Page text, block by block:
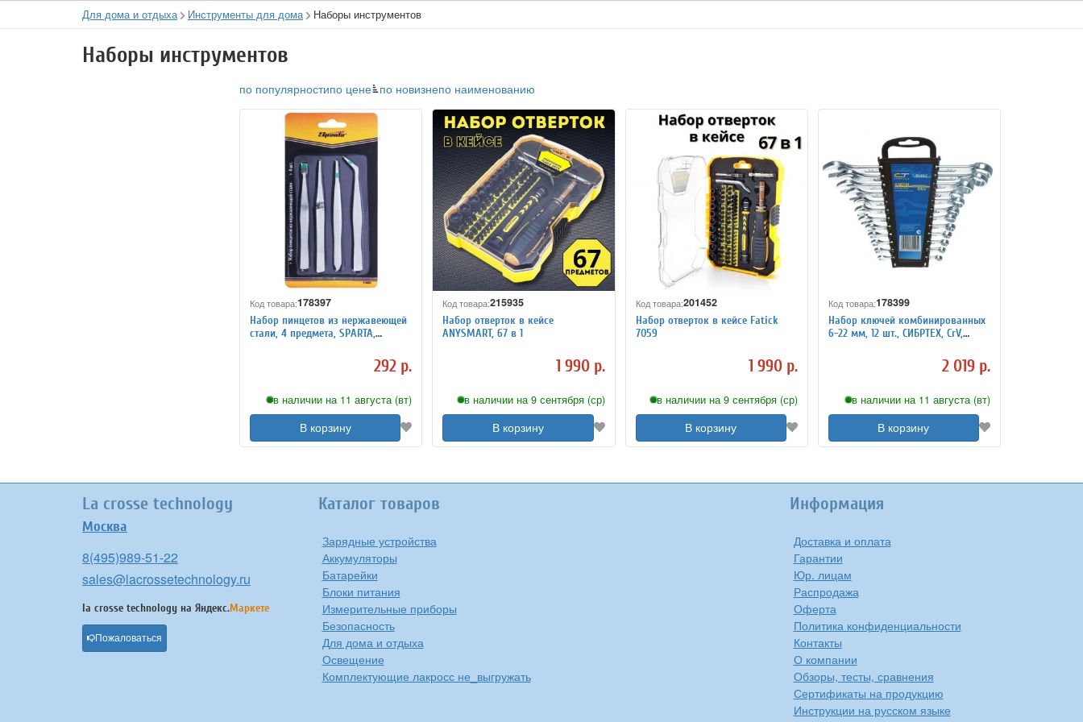
Для дома и отдыха Инструменты для дома Наборы инструментов
Наборы инструментов
по популярностипо цене по новизнепо наименованию
Код товара:178397
Набор пинцетов из нержавеющей
стали, 4 предмета, SPARTA,
292 р.
в наличии на 11 августа (вт)
В корзину
Код товара:215935
Набор отверток в кейсе
ANYSMART, 67 в 1
1 990 р.
в наличии на 9 сентября (ср)
В корзину
Код товара:201452
Набор отверток в кейсе Fatick
7059
1 990 р.
в наличии на 9 сентября (ср)
В корзину
Код товара:178399
Набор ключей комбинированных
6-22 мм, 12 шт., СИБРТЕХ, CrV,
2 019 р.
в наличии на 11 августа (вт)
В корзину
La crosse technology
Москва
8(495)989-51-22
sales@lacrossetechnology.ru
la crosse technology на Яндекс.Маркете
Пожаловаться
Каталог товаров
Зарядные устройства
Аккумуляторы
Батарейки
Блоки питания
Измерительные приборы
Безопасность
Для дома и отдыха
Освещение
Комплектующие лакросс не_выгружать
Информация
Доставка и оплата
Гарантии
Юр. лицам
Распродажа
Оферта
Политика конфиденциальности
Контакты
О компании
Обзоры, тесты, сравнения
Сертификаты на продукцию
Инструкции на русском языке